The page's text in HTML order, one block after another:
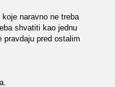
naravno ne treba
shvatiti kao jednu
pravdaju pred ostalim